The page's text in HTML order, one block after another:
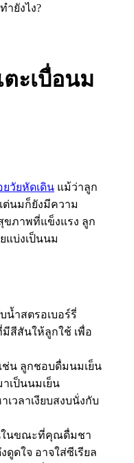
ำยังไง?
ตะเบื่อนม
วัยหัดเดินแม้ว่าลูก
ต่นมก็ยังมีความ
ขภาพที่แข็งแรง ลูก
แบ่งเป็นนม
ำสตรอเบอร์รี่
สีสันให้ลูกใช้ เพื่อ
ช่น ลูกชอบดื่มนมเย็น
เป็นนมเย็น
วลาเงียบสงบนั่งกับ
นขณะที่คุณดื่มชา
ดใจ อาจใส่ซีเรียล